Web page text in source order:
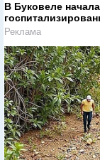
В Буковеле
Реклама